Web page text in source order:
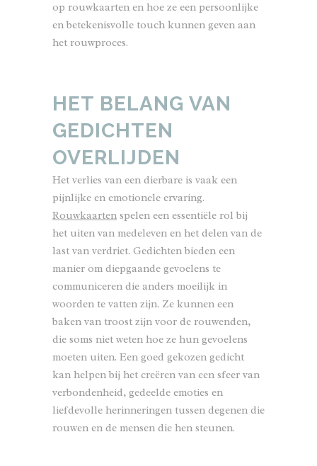
op rouwkaarten en hoe ze een persoonlijke
en betekenisvolle touch kunnen geven aan
het rouwproces.
HET BELANG VAN
GEDICHTEN
OVERLIJDEN
Het verlies van een dierbare is vaak een
pijnlijke en emotionele ervaring.
Rouwkaarten spelen een essentiële rol bij
het uiten van medeleven en het delen van de
last van verdriet. Gedichten bieden een
manier om diepgaande gevoelens te
communiceren die anders moeilijk in
woorden te vatten zijn. Ze kunnen een
baken van troost zijn voor de rouwenden,
die soms niet weten hoe ze hun gevoelens
moeten uiten. Een goed gekozen gedicht
kan helpen bij het creëren van een sfeer van
verbondenheid, gedeelde emoties en
liefdevolle herinneringen tussen degenen die
rouwen en de mensen die hen steunen.